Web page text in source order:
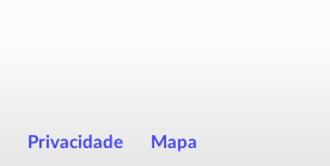
Privacidade Mapa